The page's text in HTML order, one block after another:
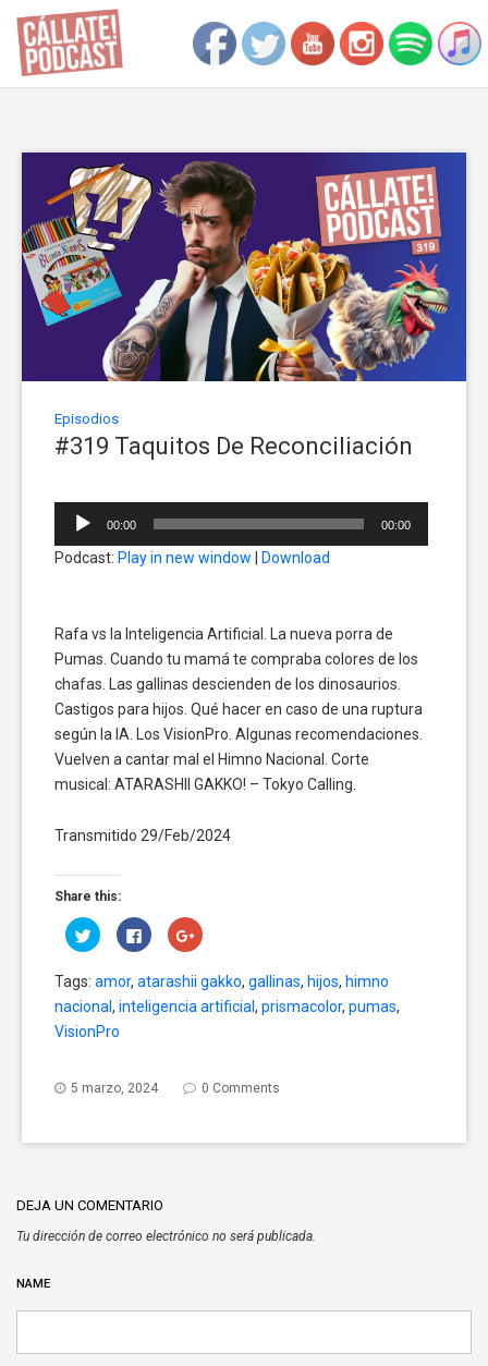
Episodios
#319 Taquitos De Reconciliación
Reproductor
audio
00:00 00:00
Podcast: Play in new window | Download
Rafa vs la Inteligencia Artificial. La nueva porra de
Pumas. Cuando tu mamá te compraba colores de los
chafas. Las gallinas descienden de los dinosaurios.
Castigos para hijos. Qué hacer en caso de una ruptura
según la IA. Los VisionPro. Algunas recomendaciones.
Vuelven a cantar mal el Himno Nacional. Corte
musical: ATARASHII GAKKO! – Tokyo Calling.
Transmitido 29/Feb/2024
Share this:
Click
to
share
Twitter
(Opens
in
new
window)
Click
to
share
Facebook
(Opens
in
Click
to
Google+
(Opens
in
Tags: amor, atarashii gakko, gallinas, hijos, himno
nacional, inteligencia artificial, prismacolor, pumas,
VisionPro
5 marzo, 2024 0 Comments
DEJA UN COMENTARIO
Tu dirección de correo electrónico no será publicada.
NAME